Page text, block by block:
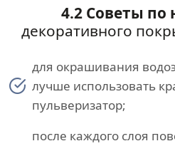
4.2 Советы по
декоративного
для окрашивания
лучше использовать
пульверизатор;
после каждого слоя